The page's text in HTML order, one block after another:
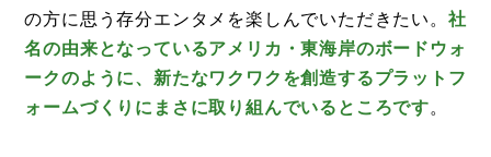
の方に思う存分エンタメを楽しんでいただきたい。 社
名の由来となっているアメリカ・東海岸のボードウォ
ークのように、新たなワクワクを創造するプラットフ
ォームづくりにまさに取り組んでいるところです。